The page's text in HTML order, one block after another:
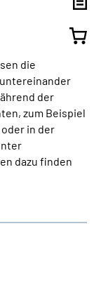
die
der
zum Beispiel
in der
dazu finden